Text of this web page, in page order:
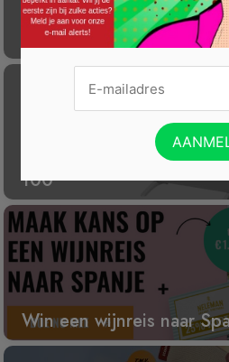
Laat éénmalig GRATIS
Gratis Princess
100
Win een wijnreis naar